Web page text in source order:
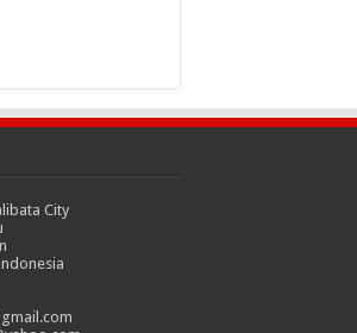
City